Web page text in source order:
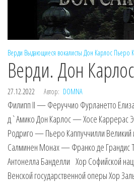
Верди Выдающиеся вокалисты Дон Карлос Пьеро
Верди. Дон
27.12.2022 Автор: DOMNA
Филипп II — Феруччио Фурланетто
д`Амико Дон Карлос — Хосе Каррерас
Родриго — Пьеро Каппуччилли
Салминен Монах — Франко де Грандис
Антонелла Банделли Хор Софийской
Венской государственной оперы Хор